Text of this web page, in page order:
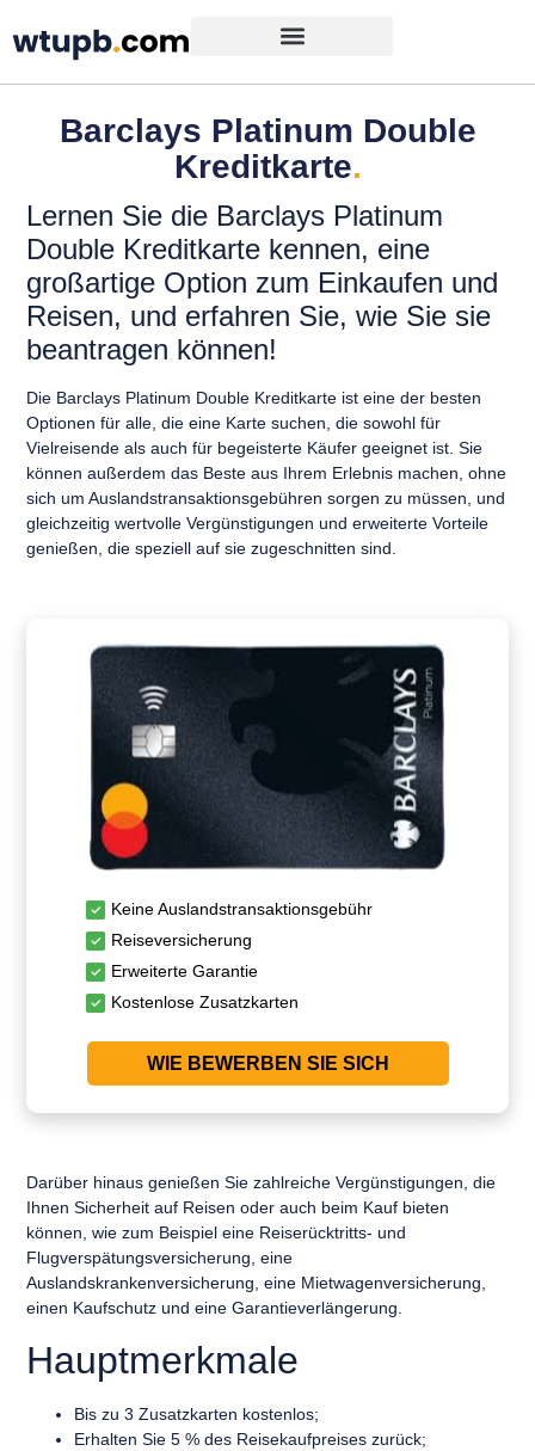
Barclays Platinum Double
Kreditkarte.
Lernen Sie die Barclays Platinum
Double Kreditkarte kennen, eine
großartige Option zum Einkaufen und
Reisen, und erfahren Sie, wie Sie sie
beantragen können!
Die Barclays Platinum Double Kreditkarte ist eine der besten
Optionen für alle, die eine Karte suchen, die sowohl für
Vielreisende als auch für begeisterte Käufer geeignet ist. Sie
können außerdem das Beste aus Ihrem Erlebnis machen, ohne
sich um Auslandstransaktionsgebühren sorgen zu müssen, und
gleichzeitig wertvolle Vergünstigungen und erweiterte Vorteile
genießen, die speziell auf sie zugeschnitten sind.
Keine Auslandstransaktionsgebühr
Reiseversicherung
Erweiterte Garantie
Kostenlose Zusatzkarten
WIE BEWERBEN SIE SICH
Darüber hinaus genießen Sie zahlreiche Vergünstigungen, die
Ihnen Sicherheit auf Reisen oder auch beim Kauf bieten
können, wie zum Beispiel eine Reiserücktritts- und
Flugverspätungsversicherung, eine
Auslandskrankenversicherung, eine Mietwagenversicherung,
einen Kaufschutz und eine Garantieverlängerung.
Hauptmerkmale
Bis zu 3 Zusatzkarten kostenlos;
Erhalten Sie 5 % des Reisekaufpreises zurück;